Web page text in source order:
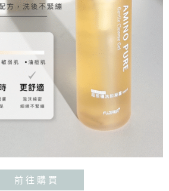
前 往 購 買